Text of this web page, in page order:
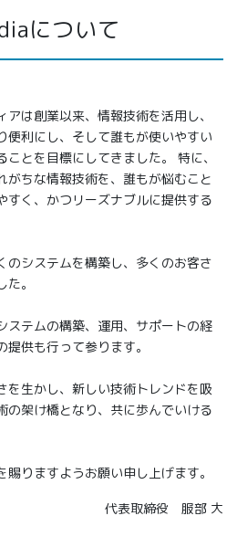
について
は創業以来、情報技術を活用し、
便利にし、そして誰もが使いやすい
とを目標にしてきました。 特に、
がちな情報技術を、誰もが悩むこと
すく、かつリーズナブルに提供する
のシステムを構築し、多くのお客さ
。
ステムの構築、運用、サポートの経
供も行って参ります。
を生かし、新しい技術トレンドを吸
の架け橋となり、共に歩んでいける
りますようお願い申し上げます。
代表取締役 服部 大